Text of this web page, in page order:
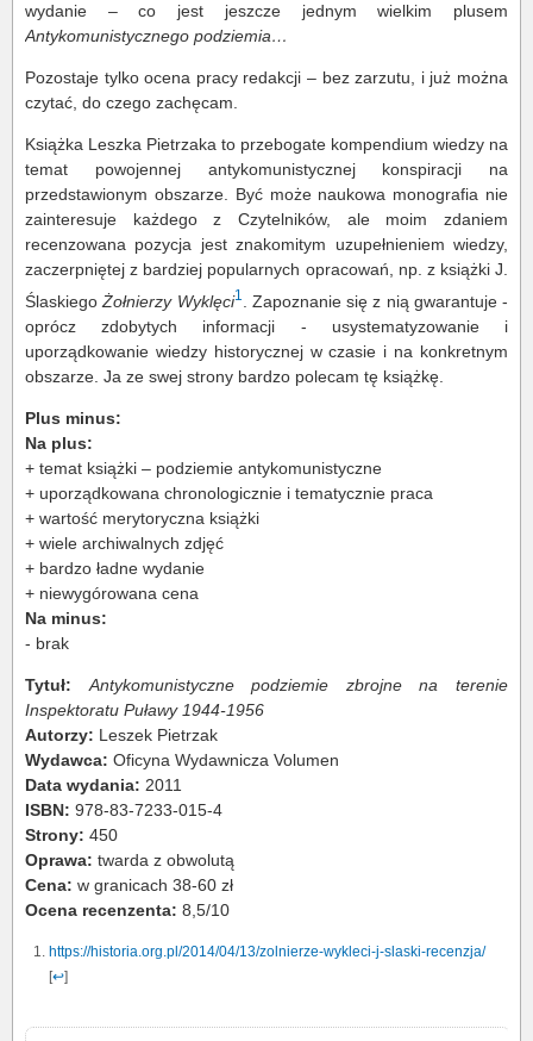
wydanie – co jest jeszcze jednym wielkim plusem
Antykomunistycznego podziemia…
Pozostaje tylko ocena pracy redakcji – bez zarzutu, i już można
czytać, do czego zachęcam.
Książka Leszka Pietrzaka to przebogate kompendium wiedzy na
temat powojennej antykomunistycznej konspiracji na
przedstawionym obszarze. Być może naukowa monografia nie
zainteresuje każdego z Czytelników, ale moim zdaniem
recenzowana pozycja jest znakomitym uzupełnieniem wiedzy,
zaczerpniętej z bardziej popularnych opracowań, np. z książki J.
ŚlaskiegoŻołnierzy Wyklęci1
. Zapoznanie się z nią gwarantuje -
oprócz zdobytych informacji - usystematyzowanie i
uporządkowanie wiedzy historycznej w czasie i na konkretnym
obszarze. Ja ze swej strony bardzo polecam tę książkę.
Plus minus:
Na plus:
+ temat książki – podziemie antykomunistyczne
+ uporządkowana chronologicznie i tematycznie praca
+ wartość merytoryczna książki
+ wiele archiwalnych zdjęć
+ bardzo ładne wydanie
+ niewygórowana cena
Na minus:
- brak
Tytuł: Antykomunistyczne podziemie zbrojne na terenie
Inspektoratu Puławy 1944-1956
Autorzy: Leszek Pietrzak
Wydawca: Oficyna Wydawnicza Volumen
Data wydania: 2011
ISBN: 978-83-7233-015-4
Strony: 450
Oprawa: twarda z obwolutą
Cena: w granicach 38-60 zł
Ocena recenzenta: 8,5/10
https://historia.org.pl/2014/04/13/zolnierze-wykleci-j-slaski-recenzja/
[↩]